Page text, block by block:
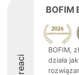
BOFIM
BOFIM,
działa